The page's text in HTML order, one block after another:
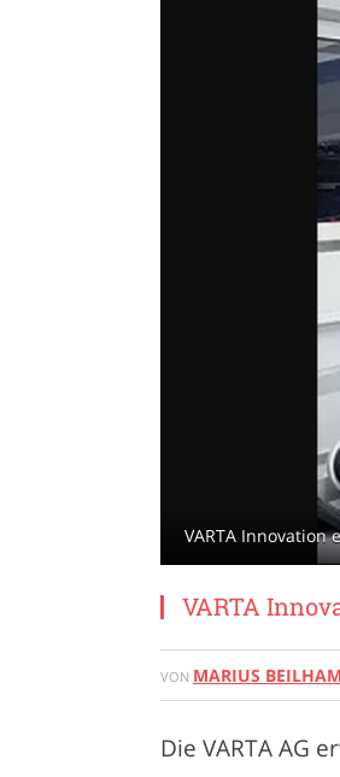
VARTA Innovation
VARTA
VON MARIUS
Die VARTA AG